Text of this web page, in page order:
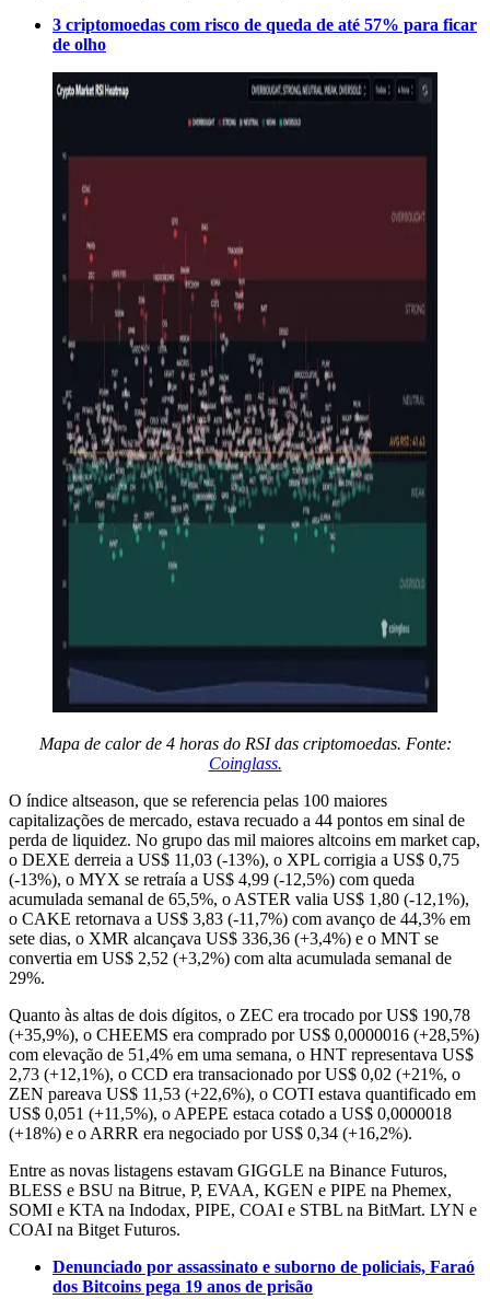
3 criptomoedas com risco de queda de até 57% para ficar
de olho
Mapa de calor de 4 horas do RSI das criptomoedas. Fonte:
Coinglass.
O índice altseason, que se referencia pelas 100 maiores
capitalizações de mercado, estava recuado a 44 pontos em sinal de
perda de liquidez. No grupo das mil maiores altcoins em market cap,
o DEXE derreia a US$ 11,03 (-13%), o XPL corrigia a US$ 0,75
(-13%), o MYX se retraía a US$ 4,99 (-12,5%) com queda
acumulada semanal de 65,5%, o ASTER valia US$ 1,80 (-12,1%),
o CAKE retornava a US$ 3,83 (-11,7%) com avanço de 44,3% em
sete dias, o XMR alcançava US$ 336,36 (+3,4%) e o MNT se
convertia em US$ 2,52 (+3,2%) com alta acumulada semanal de
29%.
Quanto às altas de dois dígitos, o ZEC era trocado por US$ 190,78
(+35,9%), o CHEEMS era comprado por US$ 0,0000016 (+28,5%)
com elevação de 51,4% em uma semana, o HNT representava US$
2,73 (+12,1%), o CCD era transacionado por US$ 0,02 (+21%, o
ZEN pareava US$ 11,53 (+22,6%), o COTI estava quantificado em
US$ 0,051 (+11,5%), o APEPE estaca cotado a US$ 0,0000018
(+18%) e o ARRR era negociado por US$ 0,34 (+16,2%).
Entre as novas listagens estavam GIGGLE na Binance Futuros,
BLESS e BSU na Bitrue, P, EVAA, KGEN e PIPE na Phemex,
SOMI e KTA na Indodax, PIPE, COAI e STBL na BitMart. LYN e
COAI na Bitget Futuros.
Denunciado por assassinato e suborno de policiais, Faraó
dos Bitcoins pega 19 anos de prisão